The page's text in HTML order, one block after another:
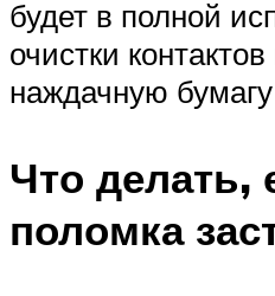
будет в полной
очистки
наждачную
Что делать,
поломка